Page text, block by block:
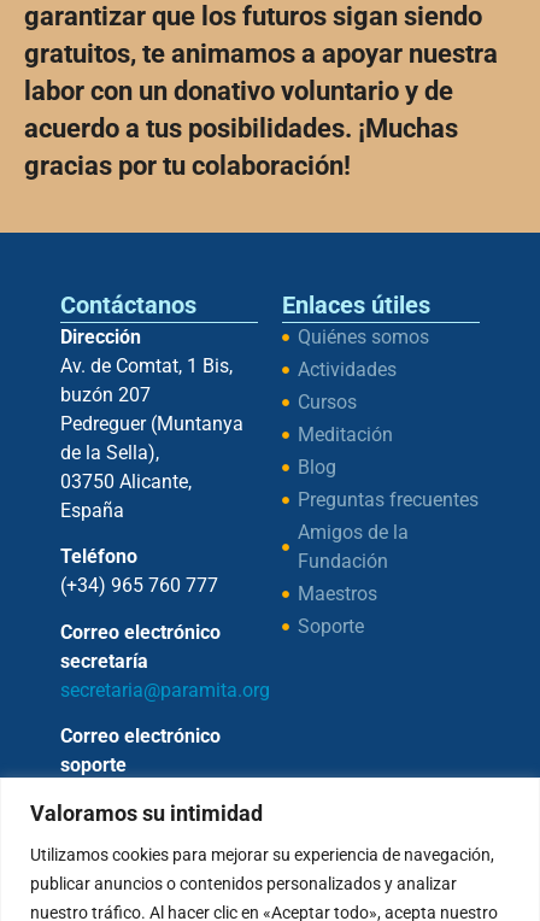
Valoramos su intimidad
Utilizamos cookies para mejorar su experiencia de navegación,
publicar anuncios o contenidos personalizados y analizar
nuestro tráfico. Al hacer clic en «Aceptar todo», acepta nuestro
garantizar que los futuros sigan siendo
gratuitos, te animamos a apoyar nuestra
labor con un donativo voluntario y de
acuerdo a tus posibilidades. ¡Muchas
gracias por tu colaboración!
Contáctanos
Dirección
Av. de Comtat, 1 Bis,
buzón 207
Pedreguer (Muntanya
de la Sella),
03750 Alicante,
España
Teléfono
(+34) 965 760 777
Correo electrónico
secretaría
secretaria@paramita.org
Correo electrónico
soporte
L-V: 10 a 13h y 15 a
Enlaces útiles
Quiénes somos
Actividades
Cursos
Meditación
Blog
Preguntas frecuentes
Amigos de la
Fundación
Maestros
Soporte